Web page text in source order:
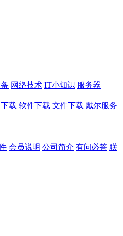
网络技术 IT小知识 服务器
载 软件下载 文件下载 戴尔服务
会员说明 公司简介 有问必答 联